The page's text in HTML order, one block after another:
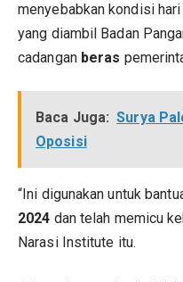
menyebabkan kondisi
yang diambil Badan
cadangan beras
Baca Juga: Surya
Oposisi
“Ini digunakan untuk
2024 dan telah memicu
Narasi Institute itu.